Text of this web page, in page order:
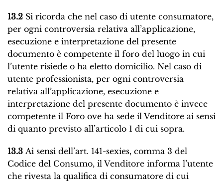
13.2 Si ricorda che nel caso di utente consumatore,
per ogni controversia relativa all’applicazione,
esecuzione e interpretazione del presente
documento è competente il foro del luogo in cui
l’utente risiede o ha eletto domicilio. Nel caso di
utente professionista, per ogni controversia
relativa all’applicazione, esecuzione e
interpretazione del presente documento è invece
competente il Foro ove ha sede il Venditore ai sensi
di quanto previsto all’articolo 1 di cui sopra.
13.3 Ai sensi dell’art. 141-sexies, comma 3 del
Codice del Consumo, il Venditore informa l’utente
che rivesta la qualifica di consumatore di cui